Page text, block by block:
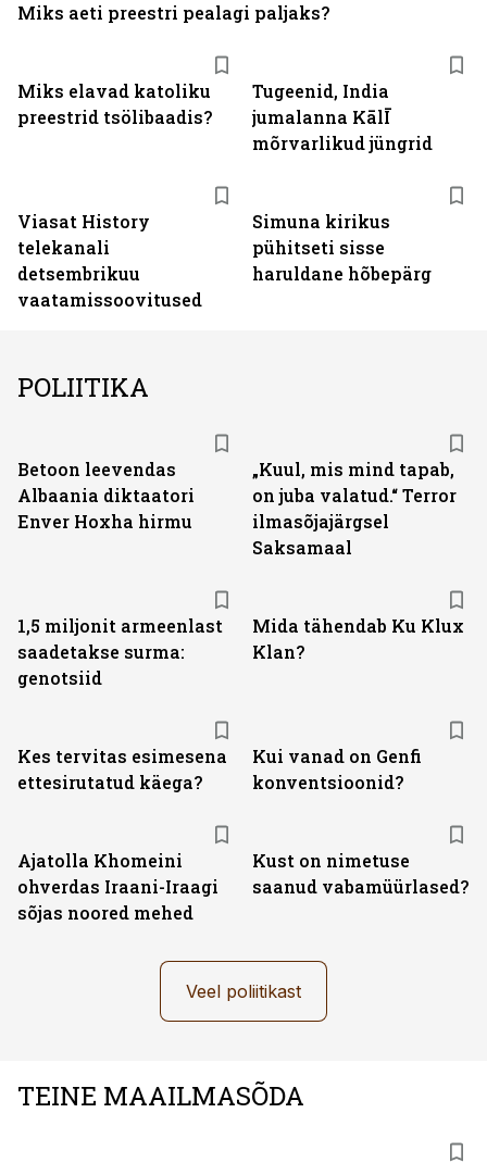
Miks elavad katoliku
preestrid tsölibaadis?
Tugeenid, India
jumalanna KālĪ
mõrvarlikud jüngrid
Viasat History
telekanali
detsembrikuu
vaatamissoovitused
Simuna kirikus
pühitseti sisse
haruldane hõbepärg
Miks aeti preestri pealagi paljaks?
POLIITIKA
Betoon leevendas
Albaania diktaatori
Enver Hoxha hirmu
„Kuul, mis mind tapab,
on juba valatud.“ Terror
ilmasõjajärgsel
Saksamaal
1,5 miljonit armeenlast
saadetakse surma:
genotsiid
Mida tähendab Ku Klux
Klan?
Kes tervitas esimesena
ettesirutatud käega?
Kui vanad on Genfi
konventsioonid?
Ajatolla Khomeini
ohverdas Iraani-Iraagi
sõjas noored mehed
Kust on nimetuse
saanud vabamüürlased?
Veel poliitikast
TEINE MAAILMASÕDA